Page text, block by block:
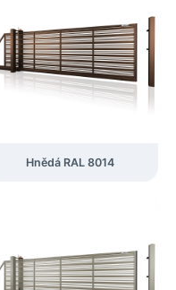
Hnědá RAL 8014